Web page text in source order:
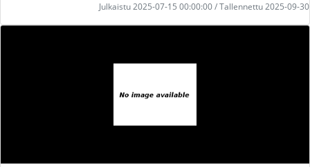
Julkaistu 2025-07-15 00:00:00 / Tallennettu 2025-09-30